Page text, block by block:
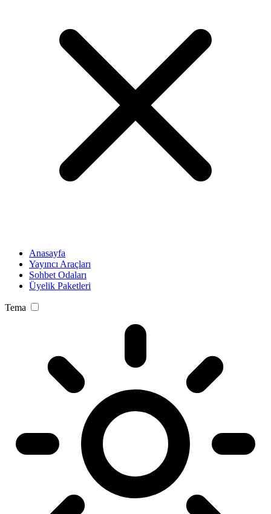
Anasayfa
Yayıncı Araçları
Sohbet Odaları
Üyelik Paketleri
Tema